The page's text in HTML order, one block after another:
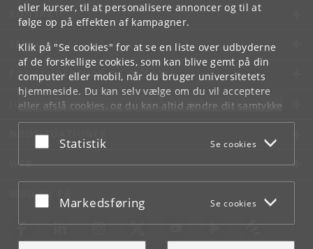
eller kurser, til at personalisere annoncer og til at
følge op på effekten af kampagner.
Klik på "Se cookies" for at se en liste over udbyderne
af de forskellige cookies, som kan blive gemt på din
computer eller mobil, når du bruger universitetets
hjemmeside. Du kan selv vælge om du vil acceptere
eller afslå cookies, og du kan altid ændre dit samtykke
underCookie- og privatlivspolitiksom du finder i
bunden af hver side.
Acceptér eller afslå
Statistik Se cookies
Acceptér eller afslå
Markedsføring Se cookies
KONTAKT
SERVICES
FOR STUDERENDE OG ANSATTE
JOB OG KARRIERE
NØDSITUATIONER
WEB
MØD KU PÅ